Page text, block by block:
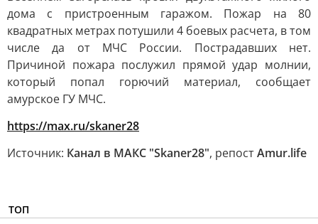
дома с пристроенным гаражом. Пожар на 80
квадратных метрах потушили 4 боевых расчета, в том
числе да от МЧС России. Пострадавших нет.
Причиной пожара послужил прямой удар молнии,
который попал горючий материал, сообщает
амурское ГУ МЧС.
https://max.ru/skaner28
Источник: Канал в МАКС "Skaner28", репостАmur.life
ТОП